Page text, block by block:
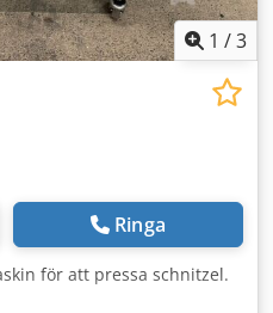
1 /3
Ringa
för att pressa schnitzel.